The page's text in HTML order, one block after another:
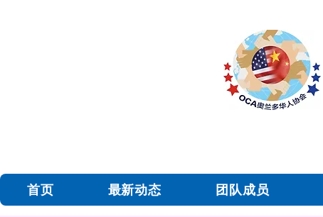
首页 最新动态 团队成员